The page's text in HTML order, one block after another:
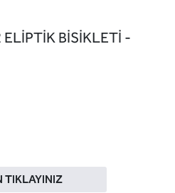
BİSİKLETİ -
TIKLAYINIZ